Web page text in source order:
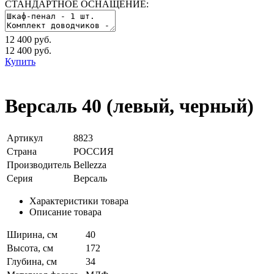
СТАНДАРТНОЕ ОСНАЩЕНИЕ:
12 400 руб.
12 400 руб.
Купить
Версаль 40 (левый, черный)
Артикул
8823
Страна
РОССИЯ
Производитель Bellezza
Серия
Версаль
Характеристики товара
Описание товара
Ширина, см
40
Высота, см
172
Глубина, см
34